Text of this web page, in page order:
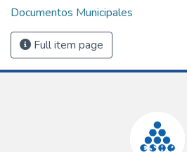
Documentos Municipales
Full item page